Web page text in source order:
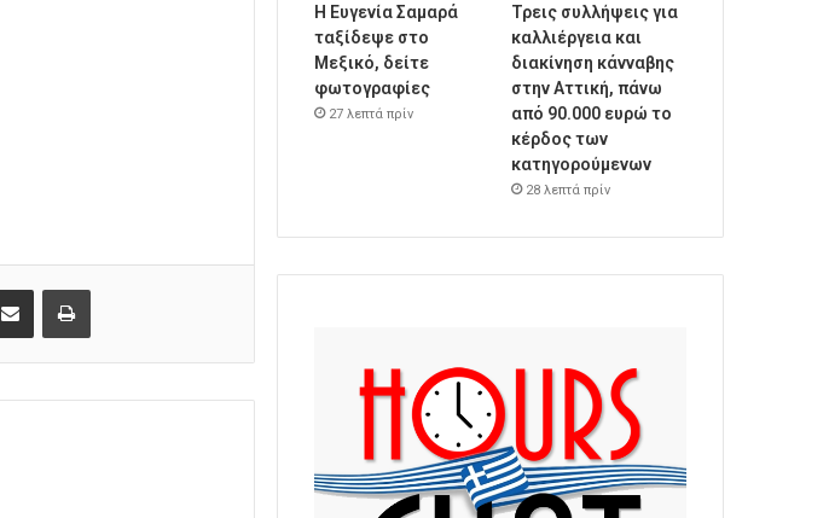
Η Ευγενία Σαμαρά
ταξίδεψε στο
Μεξικό, δείτε
φωτογραφίες
27 λεπτά πρίν
Τρεις συλλήψεις για
καλλιέργεια και
διακίνηση κάνναβης
στην Αττική, πάνω
από 90.000 ευρώ το
κέρδος των
κατηγορούμενων
28 λεπτά πρίν